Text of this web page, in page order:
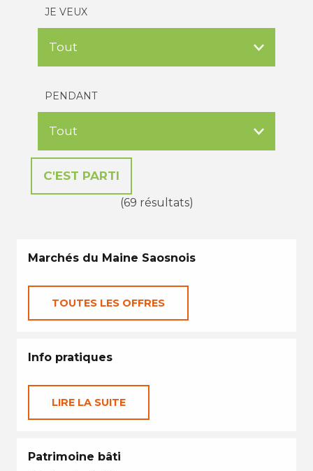
JE VEUX
PENDANT
(69 résultats)
Marchés du Maine Saosnois
TOUTES LES OFFRES
Info pratiques
LIRE LA SUITE
Patrimoine bâti